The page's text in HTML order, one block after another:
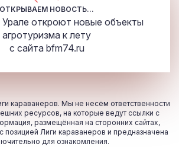
ОТКРЫВАЕМ НОВОСТЬ...
откроют новые объекты
агротуризма к лету
с сайта bfm74.ru
караванеров. Мы не несём ответственности
ресурсов, на которые ведут ссылки с
размещённая на сторонних сайтах,
позицией Лиги караванеров и предназначена
для ознакомления.